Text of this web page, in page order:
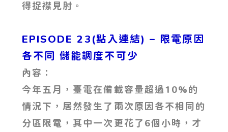
得捉襟見肘。
EPISODE 23(點入連結) – 限電原因
各不同 儲能調度不可少
內容：
今年五月，臺電在備載容量超過10%的
情況下，居然發生了兩次原因各不相同的
分區限電，其中一次更花了6個小時，才